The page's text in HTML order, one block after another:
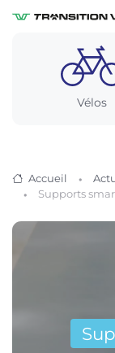
Vélos
Accueil
Supports